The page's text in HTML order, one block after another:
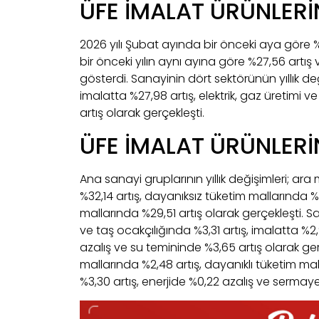
ÜFE İMALAT
2026 yılı Şubat ayında bir önceki aya göre
bir önceki yılın aynı ayına göre %27,56
gösterdi. Sanayinin dört sektörünün yıllık
imalatta %27,98 artış, elektrik, gaz üretimi
artış olarak gerçekleşti.
ÜFE İMALAT
Ana sanayi gruplarının yıllık değişimleri;
%32,14 artış, dayanıksız tüketim mallarında
mallarında %29,51 artış olarak gerçekleşti.
ve taş ocakçılığında %3,31 artış, imalatta
azalış ve su temininde %3,65 artış olarak
mallarında %2,48 artış, dayanıklı tüketim
%3,30 artış, enerjide %0,22 azalış ve